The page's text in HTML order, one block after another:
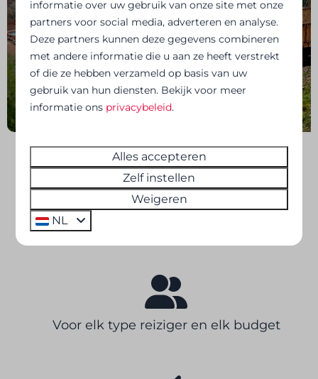
Waarom kiezen voor le
Hameau de la Semois?
Voor elk type reiziger en elk budget
informatie over uw gebruik van onze site met onze
partners voor social media, adverteren en analyse.
Deze partners kunnen deze gegevens combineren
met andere informatie die u aan ze heeft verstrekt
of die ze hebben verzameld op basis van uw
gebruik van hun diensten. Bekijk voor meer
informatie ons privacybeleid.
Alles accepteren
Zelf instellen
Weigeren
NL